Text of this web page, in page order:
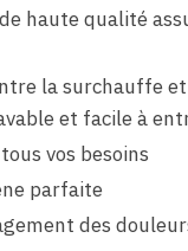
haute qualité
la surchauffe
et facile à
vos besoins
parfaite
des